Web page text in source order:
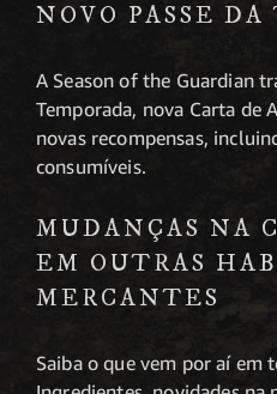
NOVO PASSE
A Season of the Guardian
Temporada, nova Carta de
novas recompensas,
consumíveis.
MUDANÇAS NA
EM OUTRAS
MERCANTES
Saiba o que vem por aí em